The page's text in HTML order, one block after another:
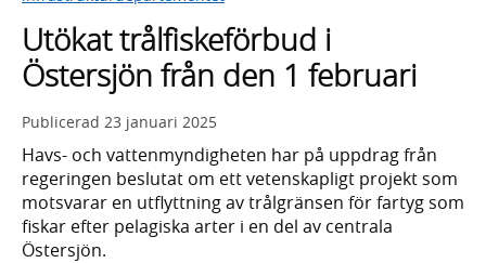
sökförslag
Utökat trålfiskeförbud i
Östersjön från den 1 februari
Publicerad 23 januari 2025
Havs- och vattenmyndigheten har på uppdrag från
regeringen beslutat om ett vetenskapligt projekt som
motsvarar en utflyttning av trålgränsen för fartyg som
fiskar efter pelagiska arter i en del av centrala
Östersjön.